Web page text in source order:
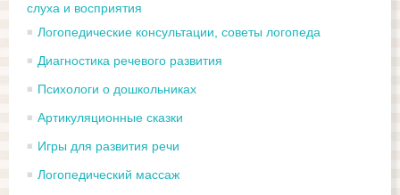
слуха и восприятия
Логопедические консультации, советы логопеда
Диагностика речевого развития
Психологи о дошкольниках
Артикуляционные сказки
Игры для развития речи
Логопедический массаж